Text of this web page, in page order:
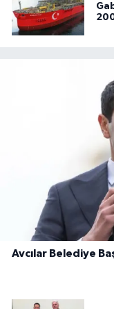
Avcılar Belediye